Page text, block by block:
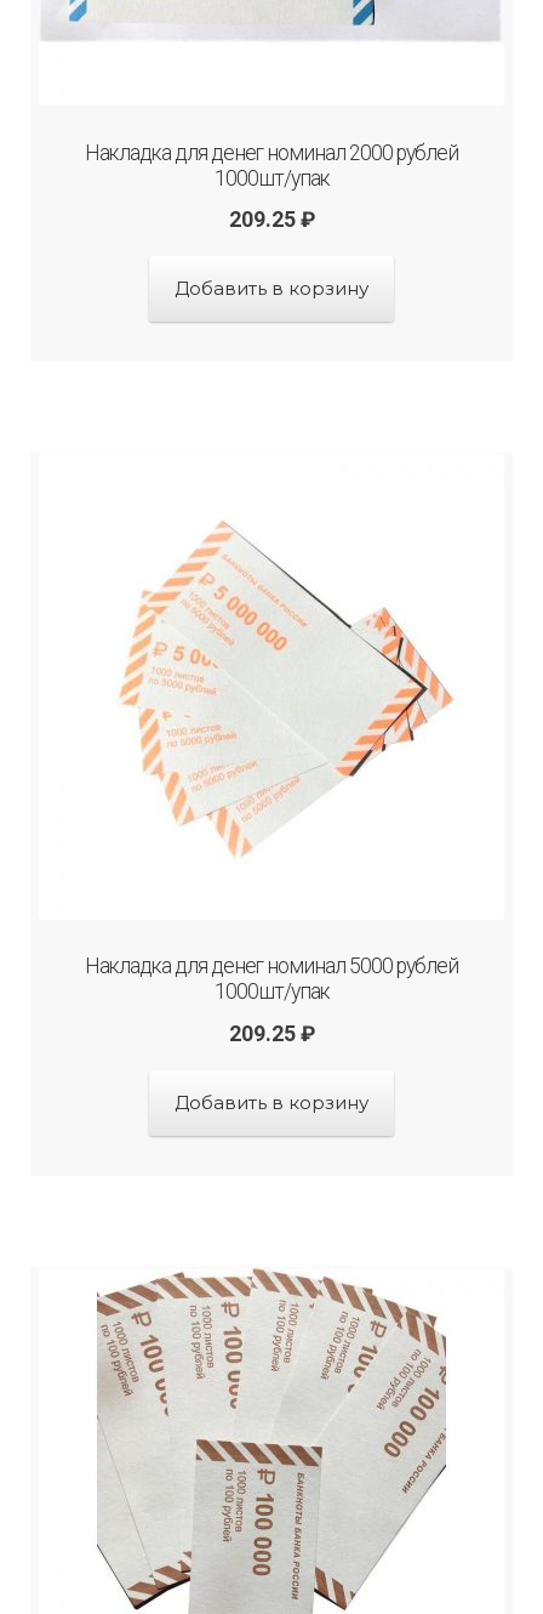
Накладка для денег номинал 2000 рублей
1000шт/упак
209.25 ₽
Добавить в корзину
Накладка для денег номинал 5000 рублей
1000шт/упак
209.25 ₽
Добавить в корзину